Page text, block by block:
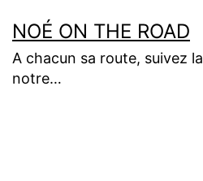
au
contenu
NOÉ ON THE ROAD
A chacun sa route, suivez la
notre…